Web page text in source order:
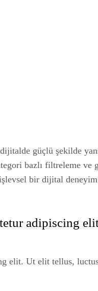
dijitalde güçlü şekilde
bazlı filtreleme ve
bir dijital
adipiscing
elit. Ut elit tellus,